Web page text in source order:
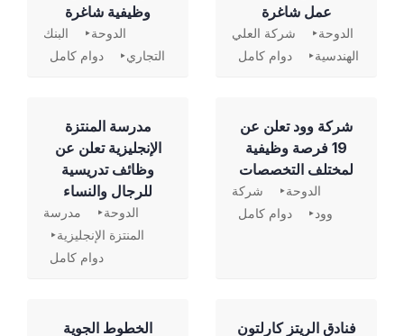
عمل شاغرة
الدوحة
شركة العلي
الهندسية
دوام كامل
وظيفية شاغرة
الدوحة
البنك
التجاري
دوام كامل
شركة وود تعلن عن
19 فرصة وظيفية
لمختلف التخصصات
الدوحة
شركة
وود
دوام كامل
مدرسة المنتزة
الإنجليزية تعلن عن
وظائف تدريسية
للرجال والنساء
الدوحة
مدرسة
المنتزة الإنجليزية
دوام كامل
فنادق الريتز كارلتون
الخطوط الجوية